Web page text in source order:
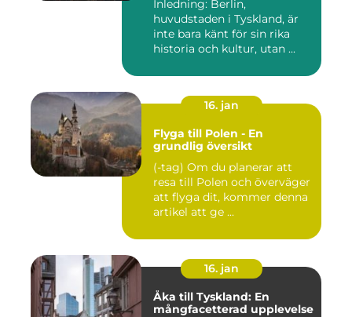
Inledning: Berlin,
huvudstaden i Tyskland, är
inte bara känt för sin rika
historia och kultur, utan ...
16. jan
Flyga till Polen - En
grundlig översikt
(-tag) Om du planerar att
resa till Polen och överväger
att flyga dit, kommer denna
artikel att ge ...
16. jan
Åka till Tyskland: En
mångfacetterad upplevelse